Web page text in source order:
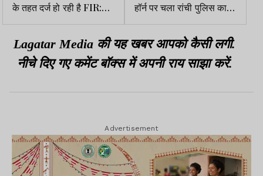
के तहत दर्ज हो रही है FIR:
अंबा प्रसाद
हॉर्न पर चला रांची पुलिस का
बुलडोजर, सभी को किया
डिस्ट्रॉय
Lagatar Media की यह खबर आपको कैसी लगी.
नीचे दिए गए कमेंट बॉक्स में अपनी राय साझा करें.
Advertisement